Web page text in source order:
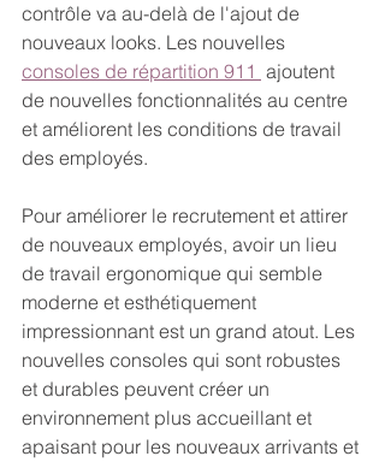
contrôle va au-delà de l'ajout de
nouveaux looks. Les nouvelles
consoles de répartition 911 ajoutent
de nouvelles fonctionnalités au centre
et améliorent les conditions de travail
des employés.
Pour améliorer le recrutement et attirer
de nouveaux employés, avoir un lieu
de travail ergonomique qui semble
moderne et esthétiquement
impressionnant est un grand atout. Les
nouvelles consoles qui sont robustes
et durables peuvent créer un
environnement plus accueillant et
apaisant pour les nouveaux arrivants et